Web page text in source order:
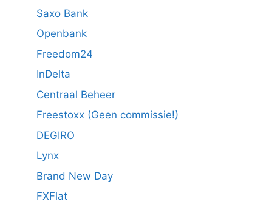
Saxo Bank
Openbank
Freedom24
InDelta
Centraal Beheer
Freestoxx (Geen commissie!)
DEGIRO
Lynx
Brand New Day
FXFlat